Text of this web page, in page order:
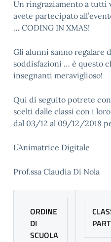
Un ringraziamento a tutti
avete partecipato
… CODING IN XMAS!
Gli alunni sanno regalare
soddisfazioni … è questo
insegnanti meraviglioso!
Qui di seguito potrete
scelti dalle classi con i
dal 03/12 al 09/12/2018
L’Animatrice Digitale
Prof.ssa Claudia Di Nola
ORDINE
DI
SCUOLA